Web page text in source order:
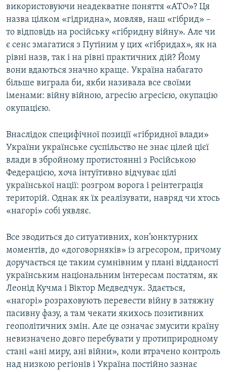
використовуючи неадекватне поняття «АТО»? Ця
назва цілком «гідридна», мовляв, наш «гібрид» –
то відповідь на російську «гібридну війну». Але чи
є сенс змагатися з Путіним у цих «гібридах», як на
рівні назв, так і на рівні практичних дій? Йому
вони вдаються значно краще. Україна набагато
більше виграла би, якби називала все своїми
іменами: війну війною, агресію агресією, окупацію
окупацією.
Внаслідок специфічної позиції «гібридної влади»
України українське суспільство не знає цілей цієї
влади в збройному протистоянні з Російською
Федерацією, хоча інтуїтивно відчуває цілі
української нації: розгром ворога і реінтеграція
територій. Однак як їх реалізувати, навряд чи хтось
«нагорі» собі уявляє.
Все зводиться до ситуативних, кон’юнктурних
моментів, до «договорняків» із агресором, причому
доручається це таким сумнівним у плані відданості
українським національним інтересам постатям, як
Леонід Кучма і Віктор Медведчук. Здається,
«нагорі» розраховують перевести війну в затяжну
пасивну фазу, а там чекати якихось позитивних
геополітичних змін. Але це означає змусити країну
невизначено довго перебувати у протиприродному
стані «ані миру, ані війни», коли втрачено контроль
над низкою регіонів і Україна постійно зазнає